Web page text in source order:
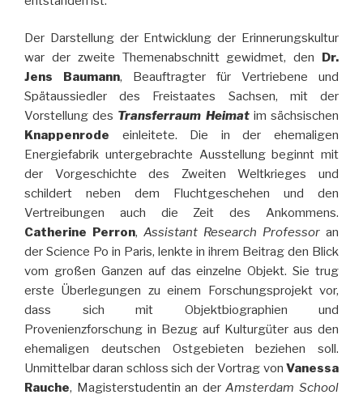
Der Darstellung der Entwicklung der Erinnerungskultur
war der zweite Themenabschnitt gewidmet, den
Dr.
Jens Baumann, Beauftragter für Vertriebene und
Spätaussiedler des Freistaates Sachsen, mit der
Vorstellung des Transferraum Heimatim sächsischen
Knappenrode einleitete. Die in der ehemaligen
Energiefabrik untergebrachte Ausstellung beginnt mit
der Vorgeschichte des Zweiten Weltkrieges und
schildert neben dem Fluchtgeschehen und den
Vertreibungen auch die Zeit des Ankommens.
Catherine Perron, Assistant Research Professor an
der Science Po in Paris, lenkte in ihrem Beitrag den Blick
vom großen Ganzen auf das einzelne Objekt. Sie trug
erste Überlegungen zu einem Forschungsprojekt vor,
dass sich mit Objektbiographien und
Provenienzforschung in Bezug auf Kulturgüter aus den
ehemaligen deutschen Ostgebieten beziehen soll.
Unmittelbar daran schloss sich der Vortrag von Vanessa
Rauche, Magisterstudentin an derAmsterdam School